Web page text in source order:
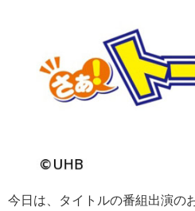
今日は、タイトルの番組出演の